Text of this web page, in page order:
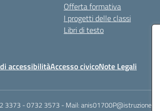
Offerta formativa
I progetti delle classi
Libri di testo
accessibilitàAccesso civicoNote Legali
3373 - 0732 3573 - Mail: